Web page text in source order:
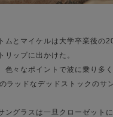
ムとマイケルは大学卒業後の
リップに出かけた。
色々なポイントで波に乗り多く
ラッドなデッドストックのサ
ングラスは一旦クローゼット